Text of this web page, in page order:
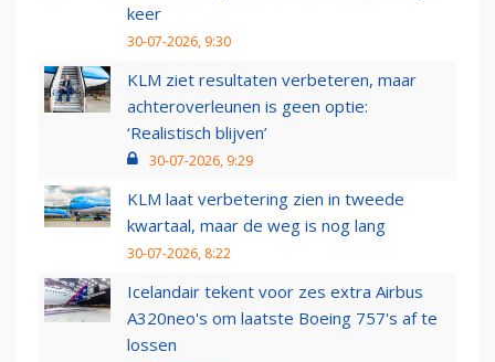
keer
30-07-2026, 9:30
KLM ziet resultaten verbeteren, maar
achteroverleunen is geen optie:
‘Realistisch blijven’
30-07-2026, 9:29
KLM laat verbetering zien in tweede
kwartaal, maar de weg is nog lang
30-07-2026, 8:22
Icelandair tekent voor zes extra Airbus
A320neo's om laatste Boeing 757's af te
lossen